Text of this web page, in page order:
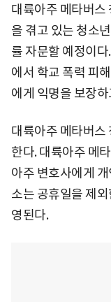
대륙아주 메타버스
을 겪고 있는 청소
률 자문할 예정이
에서 학교 폭력 피
에게 익명을 보장
대륙아주 메타버스
한다. 대륙아주 메
아주 변호사에게
소는 공휴일을 제
영된다.